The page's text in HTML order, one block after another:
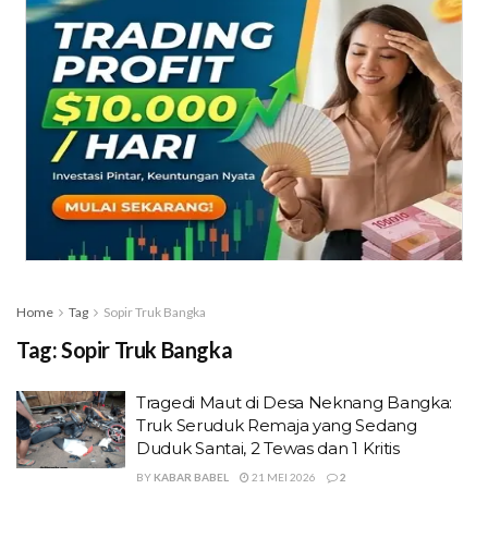
Home Tag Sopir Truk Bangka
Tag:Sopir Truk Bangka
Tragedi Maut di Desa Neknang Bangka:
Truk Seruduk Remaja yang Sedang
Duduk Santai, 2 Tewas dan 1 Kritis
BY KABAR BABEL 21 MEI 2026 2